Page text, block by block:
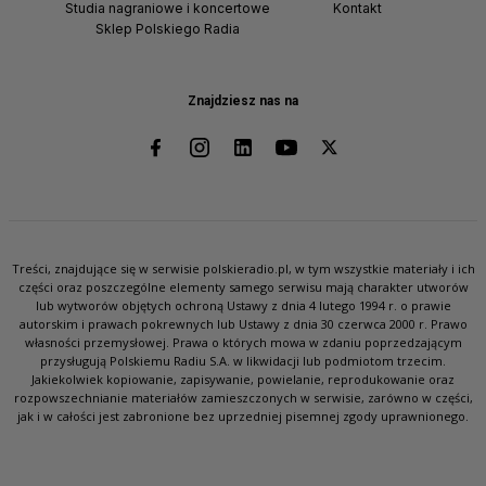
Znajdziesz nas na
Studia nagraniowe i koncertowe
Sklep Polskiego Radia
Kontakt
Treści, znajdujące się w serwisie polskieradio.pl, w tym wszystkie materiały i ich
części oraz poszczególne elementy samego serwisu mają charakter utworów
lub wytworów objętych ochroną Ustawy z dnia 4 lutego 1994 r. o prawie
autorskim i prawach pokrewnych lub Ustawy z dnia 30 czerwca 2000 r. Prawo
własności przemysłowej. Prawa o których mowa w zdaniu poprzedzającym
przysługują Polskiemu Radiu S.A. w likwidacji lub podmiotom trzecim.
Jakiekolwiek kopiowanie, zapisywanie, powielanie, reprodukowanie oraz
rozpowszechnianie materiałów zamieszczonych w serwisie, zarówno w części,
jak i w całości jest zabronione bez uprzedniej pisemnej zgody uprawnionego.